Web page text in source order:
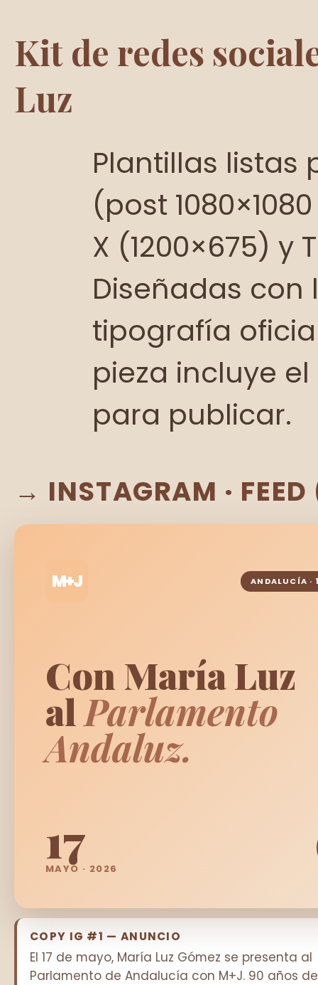
Kit de redes
Luz
Plantillas listas
(post
X (1200×675) y
Diseñadas con
tipografía
pieza incluye
para publicar.
→ INSTAGRAM ·
M+J ANDALUCÍA ·
Con María Luz
alParlamento
Andaluz.
17
MAYO · 2026
COPY IG #1 — ANUNCIO
El 17 de mayo, María Luz Gómez se presenta al
Parlamento de Andalucía con M+J. 90 años de